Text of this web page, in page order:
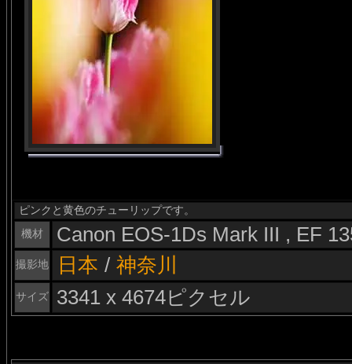
ピンクと黄色のチューリップです。
機材
Canon EOS-1Ds Mark III , EF
撮影地 日本 / 神奈川
サイズ 3341 x 4674ピクセル